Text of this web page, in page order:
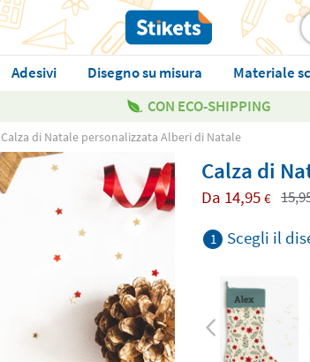
Adesivi Disegno su misura Materiale
CON ECO-SHIPPING
Calza di Natale personalizzata Alberi di Natale
Calza di
Da 14,95 €
1 Scegli il